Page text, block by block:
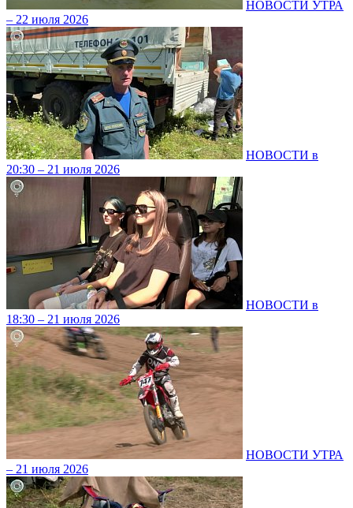
НОВОСТИ УТРА
– 22 июля 2026
НОВОСТИ в
20:30 – 21 июля 2026
НОВОСТИ в
18:30 – 21 июля 2026
НОВОСТИ УТРА
– 21 июля 2026